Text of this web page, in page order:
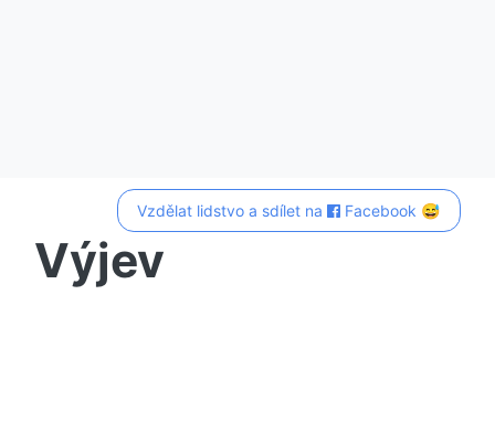
Vzdělat lidstvo a sdílet na Facebook 😅
Výjev